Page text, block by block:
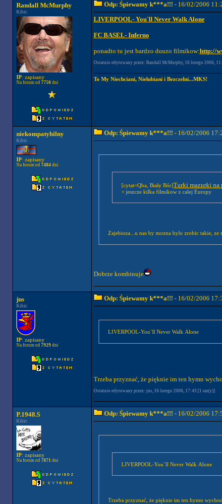
Randall McMurphy
Kibic
IP: zapisany
Na forum od 7750dni
Odp: Śpiewamy k***a!!! - 16/02/2006
LIVERPOOL- You`ll Never Walk Alone
FC BASEL- Inferno
ponadto tu jest bardzo duuzo filmikow:http://
Ostatnio edytowany przez: Randall McMurphy, 16 lutego 2006,
To My Niechciani, Nielubiani i Bezczelni...MKS!
niekompatybilny
Kibic
IP: zapisany
Na forum od 7484dni
Odp: Śpiewamy k***a!!! - 16/02/2006
[cytat=Qba, Biały Bór]Turki mazurki
+ jeszcze kilka filmikow z calej Europy
Dobrze kombinuje
jns
Kibic
IP: zapisany
Na forum od 7929dni
Odp: Śpiewamy k***a!!! - 16/02/2006
LIVERPOOL-You`ll Never Walk Alone
Trzeba przyznać, że pięknie im ten hymn
Ostatnio edytowany przez: jns, 16 lutego 2006, 17:43 [1 raz(y)]
P.1948.S
Kibic
IP: zapisany
Na forum od 7871 dni
Odp: Śpiewamy k***a!!! - 16/02/2006
LIVERPOOL-You`ll Never Walk Alone
Trzeba przyznać, że pięknie im ten hymn